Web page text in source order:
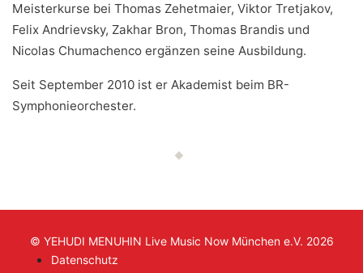
Meisterkurse bei Thomas Zehetmaier, Viktor Tretjakov,
Felix Andrievsky, Zakhar Bron, Thomas Brandis und
Nicolas Chumachenco ergänzen seine Ausbildung.
Seit September 2010 ist er Akademist beim BR-
Symphonieorchester.
© YEHUDI MENUHIN Live Music Now München e.V. 2026
Datenschutz